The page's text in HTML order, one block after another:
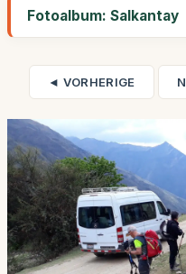
Fotoalbum: Salkantay
◄ VORHERIGE